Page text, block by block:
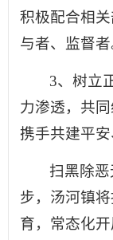
积极配合相
与者、监督者
3、树立
力渗透，共
携手共建平安
扫黑除
步，汤河镇
育，常态化